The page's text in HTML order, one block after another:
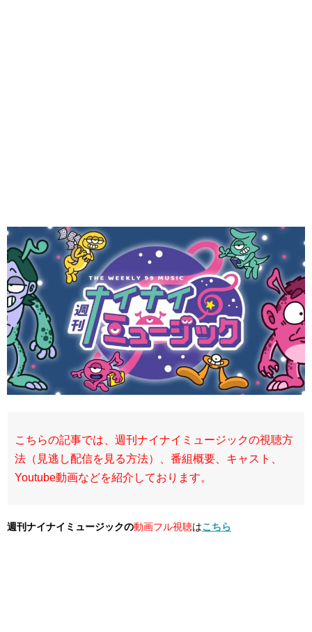
こちらの記事では、週刊ナイナイミュージックの視聴方
法（見逃し配信を見る方法）、番組概要、キャスト、
Youtube動画などを紹介しております。
週刊ナイナイミュージックの動画フル視聴はこちら